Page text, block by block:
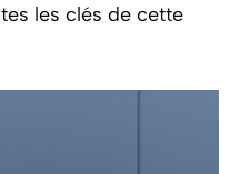
les clés de cette